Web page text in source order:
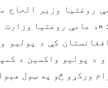
روغتیا وزیر الحاج
«د عامې روغتیا
کې د پولیو
د پولیو واکسین د
ورکړو څو په ټول